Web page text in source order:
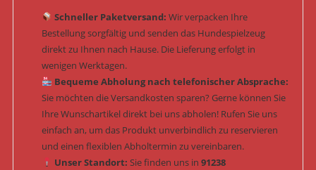
Schneller Paketversand: Wir verpacken Ihre
Bestellung sorgfältig und senden das Hundespielzeug
direkt zu Ihnen nach Hause. Die Lieferung erfolgt in
wenigen Werktagen.
Bequeme Abholung nach telefonischer Absprache:
Sie möchten die Versandkosten sparen? Gerne können Sie
Ihre Wunschartikel direkt bei uns abholen! Rufen Sie uns
einfach an, um das Produkt unverbindlich zu reservieren
und einen flexiblen Abholtermin zu vereinbaren.
Unser Standort: Sie finden uns in 91238